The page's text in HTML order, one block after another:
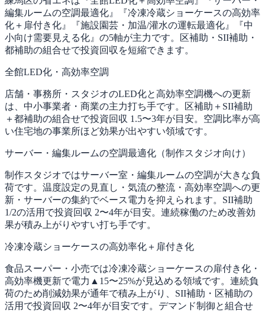
編集ルームの空調最適化』『冷凍冷蔵ショーケースの高効率
化＋扉付き化』『施設園芸・加温/灌水の運転最適化』『中
小向け需要見える化』の5軸が主力です。区補助・SII補助・
都補助の組合せで投資回収を短縮できます。
全館LED化・高効率空調
店舗・事務所・スタジオのLED化と高効率空調機への更新
は、中小事業者・商業の主力打ち手です。区補助＋SII補助
＋都補助の組合せで投資回収 1.5〜3年が目安。空調比率が高
い住宅地の事業所ほど効果が出やすい領域です。
サーバー・編集ルームの空調最適化（制作スタジオ向け）
制作スタジオではサーバー室・編集ルームの空調が大きな負
荷です。温度設定の見直し・気流の整流・高効率空調への更
新・サーバーの集約でベース電力を抑えられます。SII補助
1/2の活用で投資回収 2〜4年が目安。連続稼働のため改善効
果が積み上がりやすい打ち手です。
冷凍冷蔵ショーケースの高効率化＋扉付き化
食品スーパー・小売では冷凍冷蔵ショーケースの扉付き化・
高効率機更新で電力▲15〜25%が見込める領域です。連続負
荷のため削減効果が通年で積み上がり、SII補助・区補助の
活用で投資回収 2〜4年が目安です。デマンド制御と組合せ